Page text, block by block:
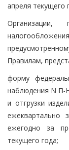
апреля текущего
Организации,
Правилам,
форму
наблюдения N П-
и отгрузки
ежеквартально
ежегодно за
текущего года;